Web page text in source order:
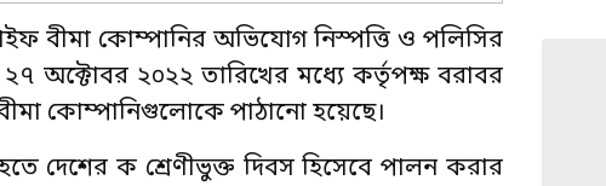
বীমা কোম্পানির অভিযোগ নিস্পত্তি ও পলিসির
অক্টোবর ২০২২ তারিখের মধ্যে কর্তৃপক্ষ বরাবর
কোম্পানিগুলোকে পাঠানো হয়েছে।
দেশের ক শ্রেণীভুক্ত দিবস হিসেবে পালন করার